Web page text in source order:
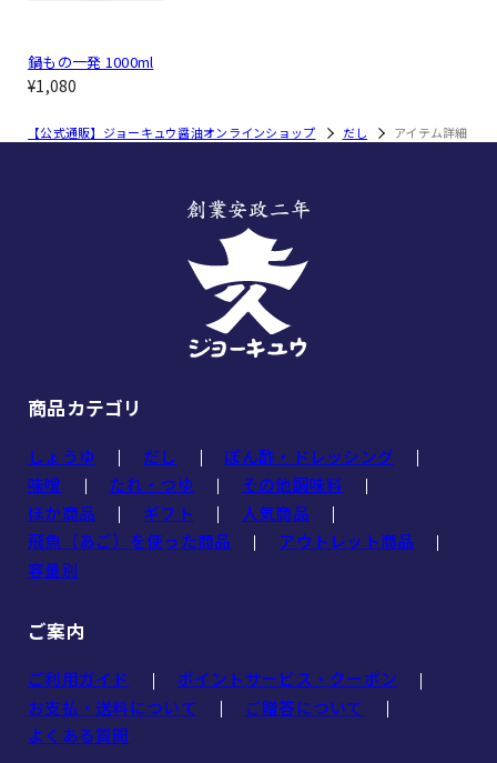
【公式通販】ジョーキュウ醤油オンラインショップ だし アイテム詳細
鍋もの一発 1000ml
¥1,080
商品カテゴリ
しょうゆ だし
ぽん酢・ドレッシング
味噌
たれ・つゆ
その他調味料
ほか商品
ギフト
人気商品
飛魚（あご）を使った商品
アウトレット商品
容量別
ご案内
ご利用ガイド
ポイントサービス・クーポン
お支払・送料について
ご贈答について
よくある質問